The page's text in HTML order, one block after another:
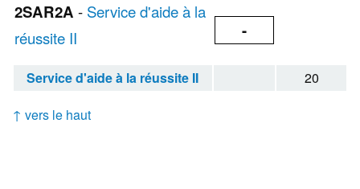
2SAR2A - Service d'aide à la
réussite II
-
Service d'aide à la réussite II
20
↑ vers le haut